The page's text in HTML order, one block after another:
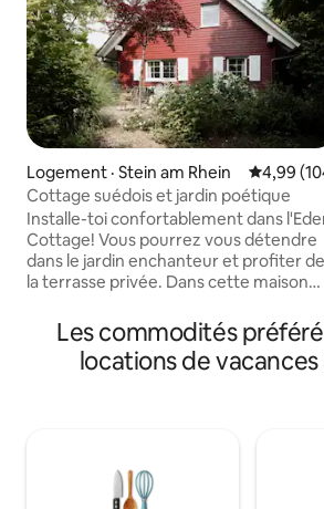
Logement · Stein am Rhein Note
4,99
Cottage suédois et jardin poétique
Installe-toi confortablement dans
Cottage! Vous pourrez vous détendre
dans le jardin enchanteur et profiter de
la terrasse privée. Dans cette maison
vous sentirez immédiatement bien
accueilli(e). La cuisine est parfaitement
équipée. Découvrez la célèbre petite
et d’extérieur pour toute la famille. *Prix
spécial en raison de travaux dans le
Les commodités
locations de vacances